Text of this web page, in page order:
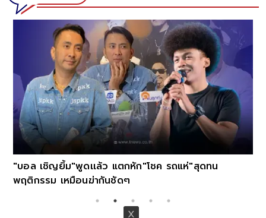
"บอล เชิญยิ้ม"พูดเเล้ว แตกหัก"โชค รถแห่"สุดทน
พฤติกรรม เหมือนฆ่ากันชัดๆ